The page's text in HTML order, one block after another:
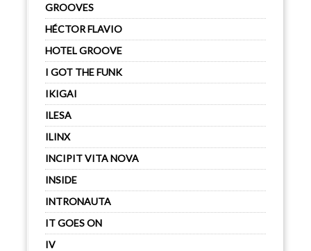
GROOVES
HÉCTOR FLAVIO
HOTEL GROOVE
I GOT THE FUNK
IKIGAI
ILESA
ILINX
INCIPIT VITA NOVA
INSIDE
INTRONAUTA
IT GOES ON
IV